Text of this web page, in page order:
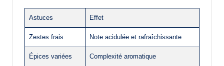
Astuces Effet
Zestes frais Note acidulée et rafraîchissante
Épices variées Complexité aromatique